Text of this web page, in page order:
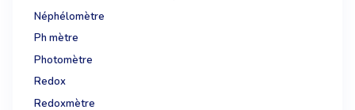
Néphélomètre
Ph mètre
Photomètre
Redox
Redoxmètre